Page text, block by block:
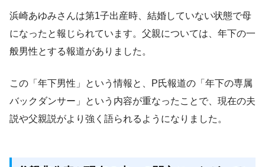
浜崎あゆみさんは第1子出産時、結婚していない状態で母
になったと報じられています。父親については、年下の一
般男性とする報道がありました。
この「年下男性」という情報と、P氏報道の「年下の専属
バックダンサー」という内容が重なったことで、現在の夫
説や父親説がより強く語られるようになりました。